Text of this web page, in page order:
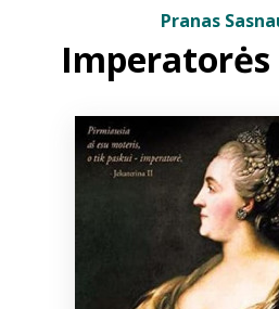
ELVIS atvyksta
Naujienos
Pranas